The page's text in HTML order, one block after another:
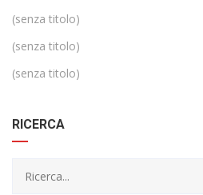
(senza titolo)
(senza titolo)
(senza titolo)
RICERCA